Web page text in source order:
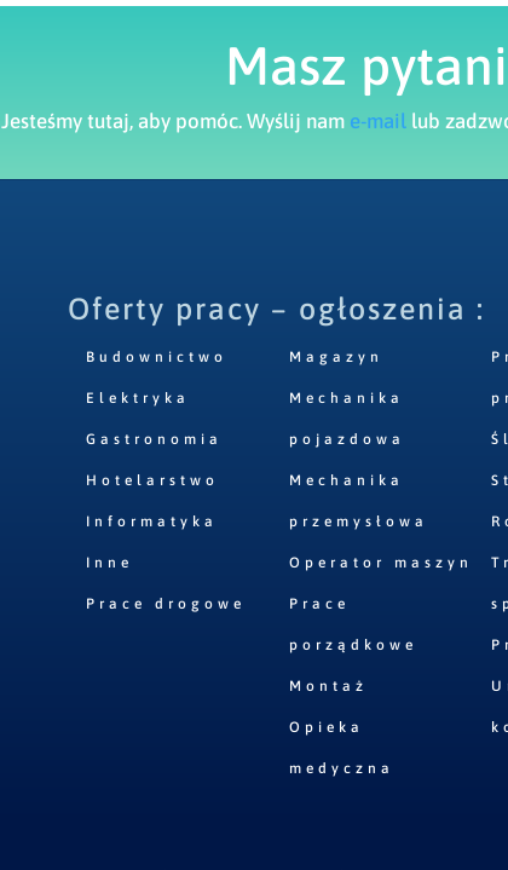
Masz
Jesteśmy tutaj, aby pomóc. Wyślij nam e-mail lub
Oferty pracy – ogłoszenia :
Budownictwo
Elektryka
Gastronomia
Hotelarstwo
Informatyka
Inne
Prace drogowe
Magazyn
Mechanika
pojazdowa
Mechanika
przemysłowa
Operator maszyn
Prace
porządkowe
Montaż
Opieka
medyczna